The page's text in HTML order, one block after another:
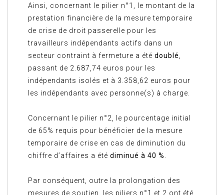
Ainsi, concernant le pilier n°1, le montant de la
prestation financière de la mesure temporaire
de crise de droit passerelle pour les
travailleurs indépendants actifs dans un
secteur contraint à fermeture a été doublé
passant de 2.687,74 euros pour les
indépendants isolés et à 3.358,62 euros pour
les indépendants avec personne(s) à charge.
Concernant le pilier n°2, le pourcentage initial
de 65% requis pour bénéficier de la mesure
temporaire de crise en cas de diminution du
chiffre d’affaires a été diminué à 40 %
Par conséquent, outre la prolongation des
mesures de soutien, les piliers n°1 et 2 ont été